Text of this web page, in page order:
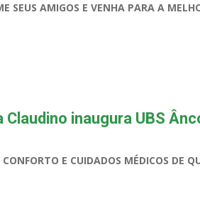
SEUS AMIGOS E VENHA PARA A
inaugura UBS
E CUIDADOS MÉDICOS DE